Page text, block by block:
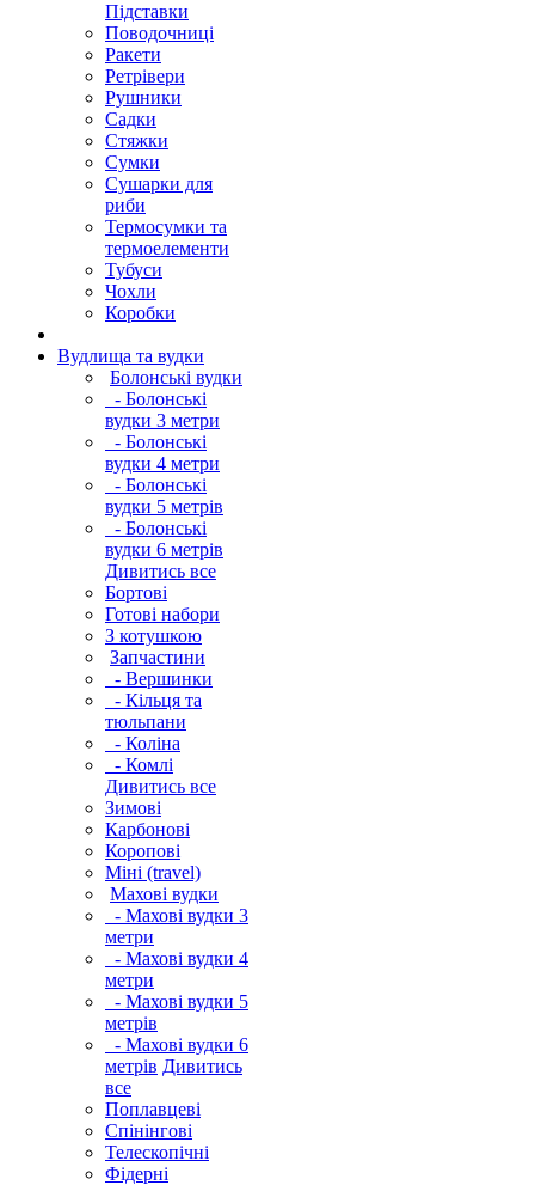
Підставки
Поводочниці
Ракети
Ретрівери
Рушники
Садки
Стяжки
Сумки
Сушарки для
риби
Термосумки та
термоелементи
Тубуси
Чохли
Коробки
Вудлища та вудки
Болонські вудки
- Болонські
вудки 3 метри
- Болонські
вудки 4 метри
- Болонські
вудки 5 метрів
- Болонські
вудки 6 метрів
Дивитись все
Бортові
Готові набори
З котушкою
Запчастини
- Вершинки
- Кільця та
тюльпани
- Коліна
- Комлі
Дивитись все
Зимові
Карбонові
Коропові
Міні (travel)
Махові вудки
- Махові вудки 3
метри
- Махові вудки 4
метри
- Махові вудки 5
метрів
- Махові вудки 6
метрів Дивитись
все
Поплавцеві
Спінінгові
Телескопічні
Фідерні